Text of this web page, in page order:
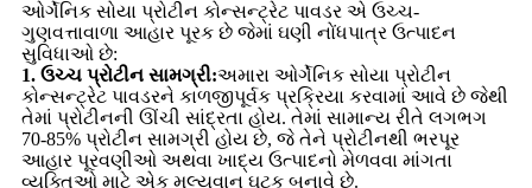
ઓર્ગેનિક સોયા પ્રોટીન કોન્સન્ટ્રેટ પાવડર એ ઉચ્ચ-
ગુણવત્તાવાળા આહાર પૂરક છે જેમાં ઘણી નોંધપાત્ર ઉત્પાદન
સુવિધાઓ છે:
1. ઉચ્ચ પ્રોટીન સામગ્રી:અમારા ઓર્ગેનિક સોયા પ્રોટીન
કોન્સન્ટ્રેટ પાવડરને કાળજીપૂર્વક પ્રક્રિયા કરવામાં આવે છે જેથી
તેમાં પ્રોટીનની ઊંચી સાંદ્રતા હોય. તેમાં સામાન્ય રીતે લગભગ
70-85% પ્રોટીન સામગ્રી હોય છે, જે તેને પ્રોટીનથી ભરપૂર
આહાર પૂરવણીઓ અથવા ખાદ્ય ઉત્પાદનો મેળવવા માંગતા
વ્યક્તિઓ માટે એક મૂલ્યવાન ઘટક બનાવે છે.